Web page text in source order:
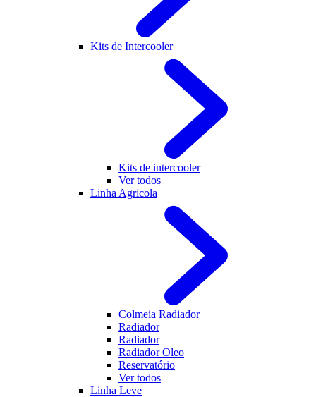
Kits de Intercooler
Kits de intercooler
Ver todos
Linha Agricola
Colmeia Radiador
Radiador
Radiador
Radiador Oleo
Reservatório
Ver todos
Linha Leve